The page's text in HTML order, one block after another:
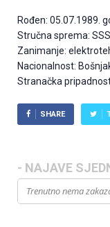
Rođen: 05.07.1989.
Stručna sprema: SSS
Zanimanje:
Nacionalnost:
Stranačka
SHARE
- NAJAVE
Trenutno nema